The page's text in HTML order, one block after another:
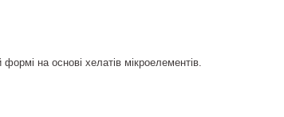
на основі хелатів мікроелементів.